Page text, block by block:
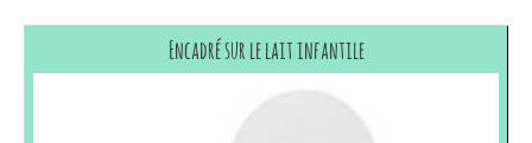
Encadré sur le lait infantile